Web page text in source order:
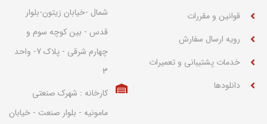
قوانین و مقررات
رویه ارسال سفارش
خدمات پشتیبانی و تعمیرات
دانلودها
شمال -خیابان زیتون-بلوار
قدس - بین کوچه سوم و
چهارم شرقی - پلاک 7- واحد
3
کارخانه : شهرک صنعتی
مامونیه - بلوار صنعت - خیابان